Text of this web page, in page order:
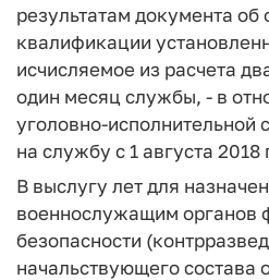
результатам документа об
квалификации
исчисляемое из расчета
один месяц службы, - в
уголовно-исполнительной
на службу с 1 августа 2018
В выслугу лет для
военнослужащим органов
безопасности
начальствующего состава